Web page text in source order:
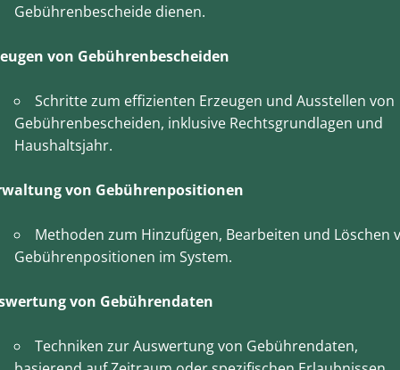
Gebührenbescheide dienen.
von Gebührenbescheiden
Schritte zum effizienten Erzeugen und Ausstellen von
Gebührenbescheiden, inklusive Rechtsgrundlagen und
Haushaltsjahr.
von Gebührenpositionen
Methoden zum Hinzufügen, Bearbeiten und Löschen
Gebührenpositionen im System.
von Gebührendaten
Techniken zur Auswertung von Gebührendaten,